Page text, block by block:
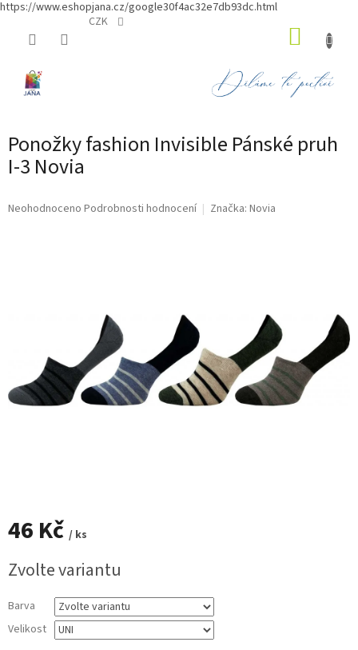
https://www.eshopjana.cz/google30f4ac32e7db93dc.html
CZK
Ponožky fashion Invisible Pánské pruh
I-3 Novia
Průměrné
Neohodnoceno Podrobnosti hodnocení Značka: Novia
46 Kč / ks
cena:
Zvolte variantu
Barva
Velikost